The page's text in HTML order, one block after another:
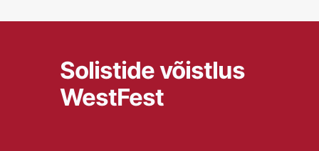
Solistide võistlus
WestFest